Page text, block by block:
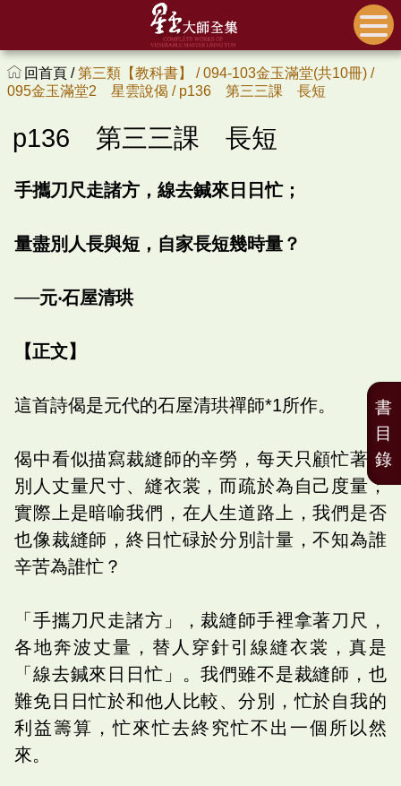
回首頁 /第三類【教科書】 /094-103金玉滿堂(共10冊) /
095金玉滿堂2 星雲說偈 / p136 第三三課 長短
p136 第三三課 長短
手攜刀尺走諸方，線去鍼來日日忙；
量盡別人長與短，自家長短幾時量？
──元‧石屋清珙
【正文】
這首詩偈是元代的石屋清珙禪師*1所作。
偈中看似描寫裁縫師的辛勞，每天只顧忙著為
別人丈量尺寸、縫衣裳，而疏於為自己度量；
實際上是暗喻我們，在人生道路上，我們是否
也像裁縫師，終日忙碌於分別計量，不知為誰
辛苦為誰忙？
「手攜刀尺走諸方」，裁縫師手裡拿著刀尺，
各地奔波丈量，替人穿針引線縫衣裳，真是
「線去鍼來日日忙」。我們雖不是裁縫師，也
難免日日忙於和他人比較、分別，忙於自我的
利益籌算，忙來忙去終究忙不出一個所以然
來。
書
目
錄